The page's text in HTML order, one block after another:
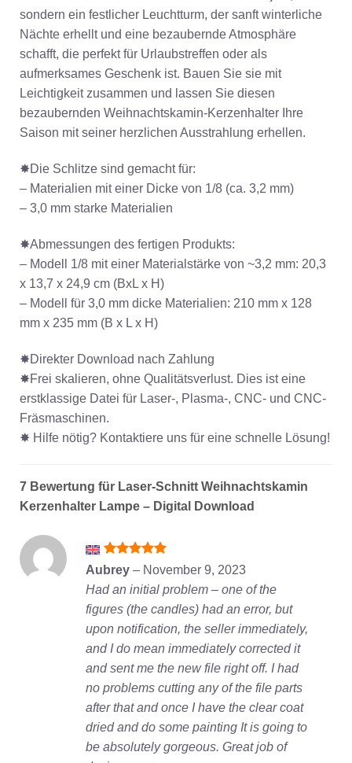
sondern ein festlicher Leuchtturm, der sanft winterliche
Nächte erhellt und eine bezaubernde Atmosphäre
schafft, die perfekt für Urlaubstreffen oder als
aufmerksames Geschenk ist. Bauen Sie sie mit
Leichtigkeit zusammen und lassen Sie diesen
bezaubernden Weihnachtskamin-Kerzenhalter Ihre
Saison mit seiner herzlichen Ausstrahlung erhellen.
✸Die Schlitze sind gemacht für:
– Materialien mit einer Dicke von 1/8 (ca. 3,2 mm)
– 3,0 mm starke Materialien
✸Abmessungen des fertigen Produkts:
– Modell 1/8 mit einer Materialstärke von ~3,2 mm: 20,3
x 13,7 x 24,9 cm (BxL x H)
– Modell für 3,0 mm dicke Materialien: 210 mm x 128
mm x 235 mm (B x L x H)
✸Direkter Download nach Zahlung
✸Frei skalieren, ohne Qualitätsverlust. Dies ist eine
erstklassige Datei für Laser-, Plasma-, CNC- und CNC-
Fräsmaschinen.
✸ Hilfe nötig? Kontaktiere uns für eine schnelle Lösung!
7 Bewertung für Laser-Schnitt Weihnachtskamin
Kerzenhalter Lampe – Digital Download
Bewertet
mit5
5
Aubrey – November 9, 2023
Had an initial problem – one of the
figures (the candles) had an error, but
upon notification, the seller immediately,
and I do mean immediately corrected it
and sent me the new file right off. I had
no problems cutting any of the file parts
after that and once I have the clear coat
dried and do some painting It is going to
be absolutely gorgeous. Great job of